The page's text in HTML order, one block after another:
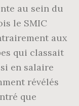
au sein du
le SMIC
aux
qui classait
en salaire
révélés
que